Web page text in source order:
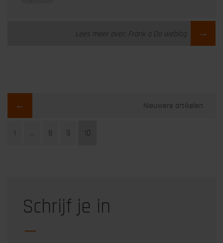
Lees meer over: Frank a Do weblog →
← Nieuwere artikelen
1 … 8 9 10
Schrijf je in